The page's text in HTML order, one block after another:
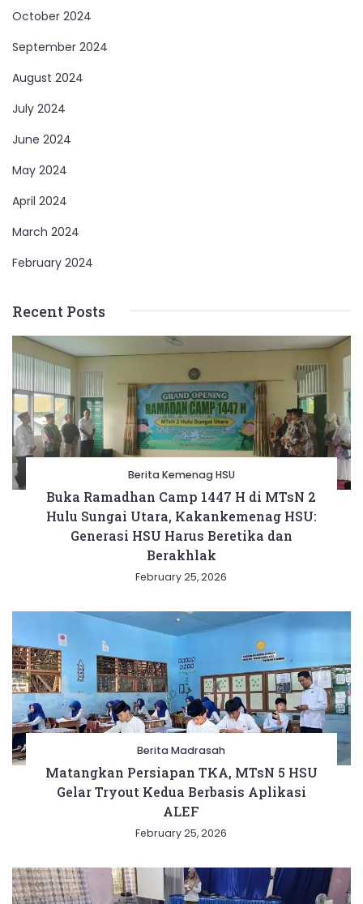
October 2024
September 2024
August 2024
July 2024
June 2024
May 2024
April 2024
March 2024
February 2024
Recent Posts
Berita Kemenag HSU
Buka Ramadhan Camp 1447 H di MTsN 2
Hulu Sungai Utara, Kakankemenag HSU:
Generasi HSU Harus Beretika dan
Berakhlak
February 25, 2026
Berita Madrasah
Matangkan Persiapan TKA, MTsN 5 HSU
Gelar Tryout Kedua Berbasis Aplikasi
ALEF
February 25, 2026